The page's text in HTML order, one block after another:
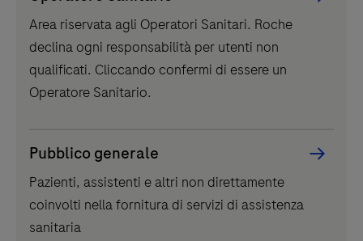
screening
donatori
Roche,
comprende
Potrebbe interessarti anche:
Eventi
SIMTI 2026 dal 13 al 15 maggio
Picker
component
Area riservata agli Operatori Sanitari. Roche
declina ogni responsabilità per utenti non
qualificati. Cliccando confermi di essere un
Operatore Sanitario.
Pubblico generale
Pazienti, assistenti e altri non direttamente
coinvolti nella fornitura di servizi di assistenza
sanitaria